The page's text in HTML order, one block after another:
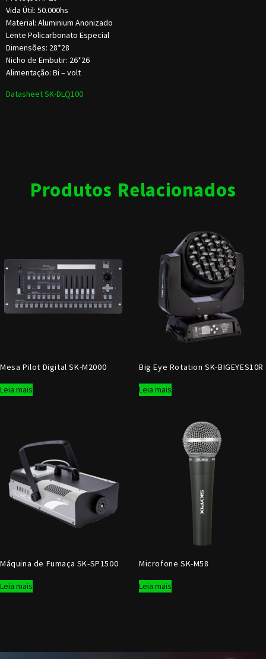
Vida Útil: 50.000hs
Material: Aluminium Anonizado
Lente Policarbonato Especial
Dimensões: 28*28
Nicho de Embutir: 26*26
Alimentação: Bi – volt
Datasheet SK-DLQ100
Produtos Relacionados
Mesa Pilot Digital SK-M2000
Leia mais
Big Eye Rotation SK-BIGEYES10R
Leia mais
Máquina de Fumaça SK-SP1500
Leia mais
Microfone SK-M58
Leia mais